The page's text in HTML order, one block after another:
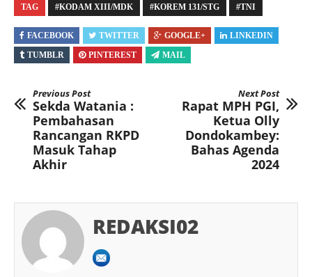
TAG #KODAM XIII/MDK #KOREM 131/STG #TNI
FACEBOOK TWITTER GOOGLE+
LINKEDIN
TUMBLR
PINTEREST MAIL
Previous Post
Sekda Watania :
Pembahasan
Rancangan RKPD
Masuk Tahap
Akhir
Next Post
Rapat MPH PGI,
Ketua Olly
Dondokambey:
Bahas Agenda
2024
REDAKSI02